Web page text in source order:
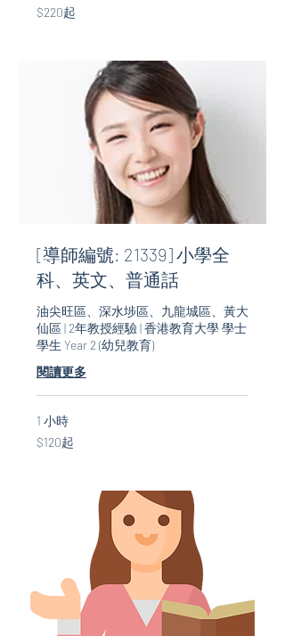
$220
起
$220起
[導師編號: 21339] 小學全
科、英文、普通話
油尖旺區、深水埗區、九龍城區、黃大
仙區 | 2年教授經驗 | 香港教育大學 學士
學生 Year 2 (幼兒教育)
閱讀更多
1 小時
$120
起
$120起